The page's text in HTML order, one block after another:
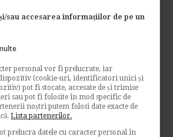
de verificare
Specialistului
Inventarul patrimonial si Balanta
si fiscalitate
mai departe
sau accesarea informațiilor de pe un
personal vor fi prelucrate, iar
(cookie-uri, identificatori unici și
pot fi stocate, accesate de și trimise
sau pot fi folosite în mod specific de
noștri putem folosi date exacte de
Lista partenerilor.
prelucra datele cu caracter personal în